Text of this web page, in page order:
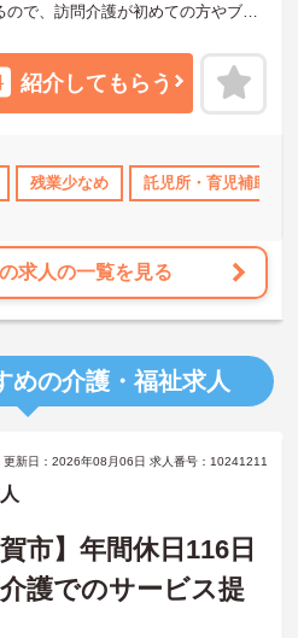
研修制度あり 産休･育休･介護休暇
で、訪問介護が初めての方やブラ
れた不安や悩みを解消しながら、
。
60代のベテランまで、幅広い年齢層
暇も取得しやすい体制が整ってお
がらメリハリをつけて働けます。
紹介してもらう
残業少なめ 託児所・育児補助
求人の一覧を見る
めの介護・福祉求人
更新日：2026年08月06日 求人番号：10241211
市】年間休日116日
護でのサービス提